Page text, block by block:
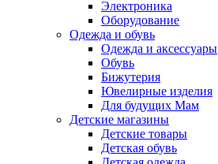
Электроника
Оборудование
Одежда и обувь
Одежда и аксессуары
Обувь
Бижутерия
Ювелирные изделия
Для будущих Мам
Детские магазины
Детские товары
Детская обувь